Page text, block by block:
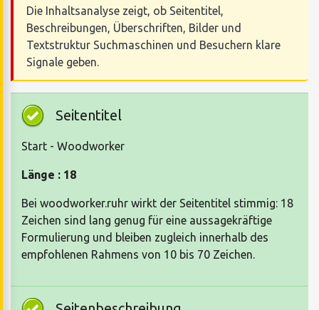
Die Inhaltsanalyse zeigt, ob Seitentitel,
Beschreibungen, Überschriften, Bilder und
Textstruktur Suchmaschinen und Besuchern klare
Signale geben.
Seitentitel
Start - Woodworker
Länge : 18
Bei woodworker.ruhr wirkt der Seitentitel stimmig: 18
Zeichen sind lang genug für eine aussagekräftige
Formulierung und bleiben zugleich innerhalb des
empfohlenen Rahmens von 10 bis 70 Zeichen.